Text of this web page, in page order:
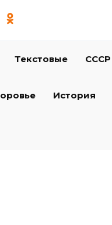
Текстовые СССР
История